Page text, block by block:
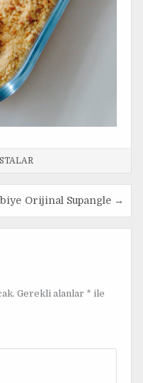
Orijinal Supangle →
Gerekli alanlar * ile